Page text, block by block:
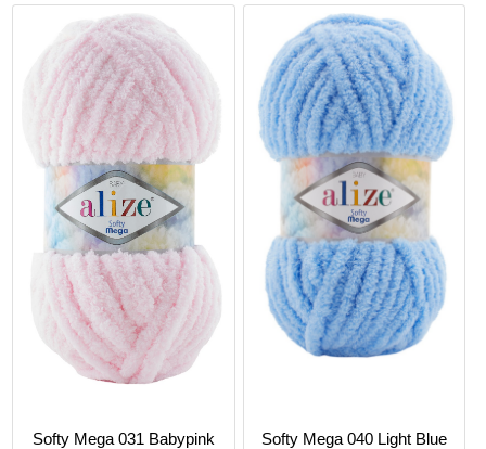
Softy Mega 031 Babypink Softy Mega 040 Light Blue